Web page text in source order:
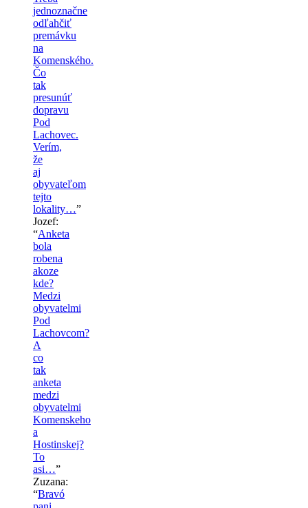
jednoznačne
odľahčiť
premávku
na
Komenského.
Čo
tak
presunúť
dopravu
Pod
Lachovec.
Verím,
že
aj
obyvateľom
tejto
lokality…”
Jozef:
“Anketa
bola
robena
akoze
kde?
Medzi
obyvatelmi
Pod
Lachovcom?
A
co
tak
anketa
medzi
obyvatelmi
Komenskeho
a
Hostinskej?
To
asi…”
Zuzana:
“Bravó